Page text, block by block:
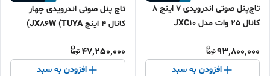
تاچ‌پنل صوتی اندرویدی 7 اینچ 8
کانال 25 وات مدل JXC10
93,800,000
افزودن به سبد
تاچ پنل صوتی اندرویدی چهار
کانال 4 اینچ JX86W (TUYA)
47,250,000
افزودن به سبد